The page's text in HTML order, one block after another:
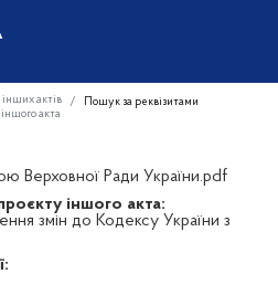
актів
Пошук за реквізитами
акта
Верховної Ради України.pdf
іншого акта:
змін до Кодексу України з